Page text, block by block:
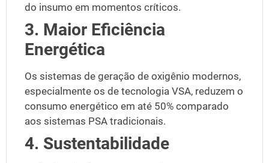
do insumo em momentos críticos.
3. Maior Eficiência
Energética
Os sistemas de geração de oxigênio modernos,
especialmente os de tecnologia VSA, reduzem o
consumo energético em até 50% comparado
aos sistemas PSA tradicionais.
4. Sustentabilidade